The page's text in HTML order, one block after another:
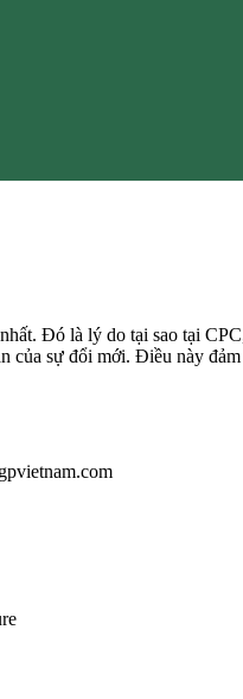
Đó là lý do tại sao tại
sự đổi mới. Điều này